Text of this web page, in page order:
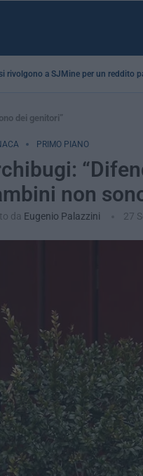
rivolgono a SJMine per un reddito
dei genitori”
PRIMO PIANO
non
da Eugenio Palazzini 27